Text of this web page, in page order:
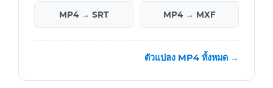
MP4 → SRT MP4 → MXF
ตัวแปลง MP4 ทั้งหมด →